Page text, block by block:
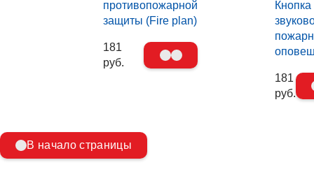
противопожарной
защиты (Fire plan)
181
руб.
Кнопка
181
руб.
В начало страницы